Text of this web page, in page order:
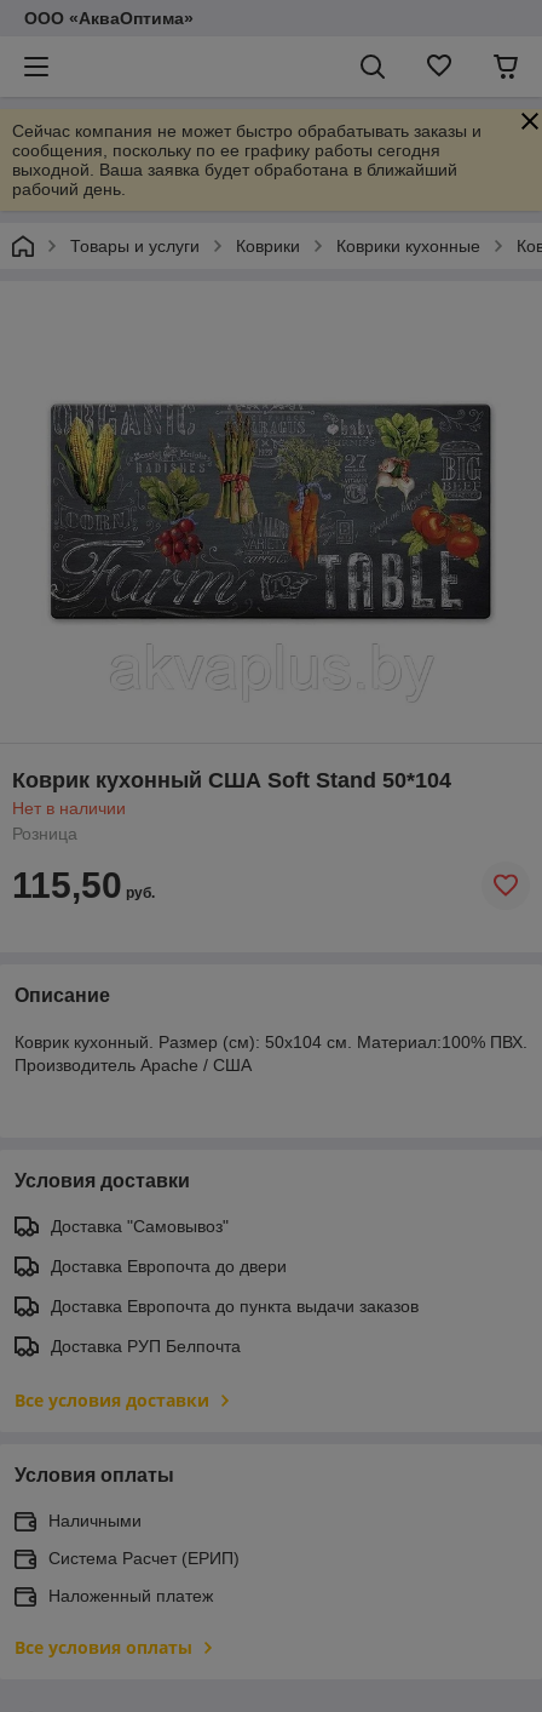
ООО «АкваОптима»
Сейчас компания не может быстро обрабатывать заказы и
сообщения, поскольку по ее графику работы сегодня
выходной. Ваша заявка будет обработана в ближайший
рабочий день.
Товары и услуги Коврики Коврики кухонные
Коврик кухонный США Soft Stand 50*104
Нет в наличии
Розница
115,50 руб.
Описание
Коврик кухонный. Размер (см): 50х104 см. Материал:100% ПВХ.
Производитель Apache / США
Условия доставки
Доставка "Самовывоз"
Доставка Европочта до двери
Доставка Европочта до пункта выдачи заказов
Доставка РУП Белпочта
Все условия доставки
Условия оплаты
Наличными
Система Расчет (ЕРИП)
Наложенный платеж
Все условия оплаты